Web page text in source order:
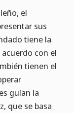
el
sus
tiene la
con el
tienen el
guían la
que se basa